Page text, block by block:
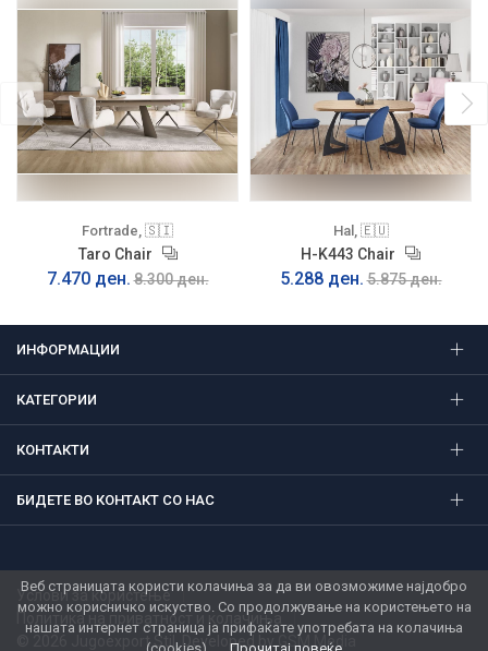
Fortrade, 🇸🇮
Taro Chair
7.470 ден. 8.300 ден.
Hal, 🇪🇺
H-K443 Chair
5.288 ден. 5.875 ден.
ИНФОРМАЦИИ
КАТЕГОРИИ
КОНТАКТИ
БИДЕТЕ ВО КОНТАКТ СО НАС
Услови за користење
Политика на приватност и колачиња
© 2026 Jugoexport Stil. Developed by
GSM Media
Веб страницата користи колачиња за да ви овозможиме најдобро
можно корисничко искуство. Со продолжување на користењето на
нашата интернет страница ја прифаќате употребата на колачиња